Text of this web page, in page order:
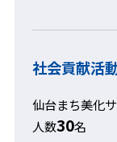
社会貢献活
仙台まち美化
人数30名